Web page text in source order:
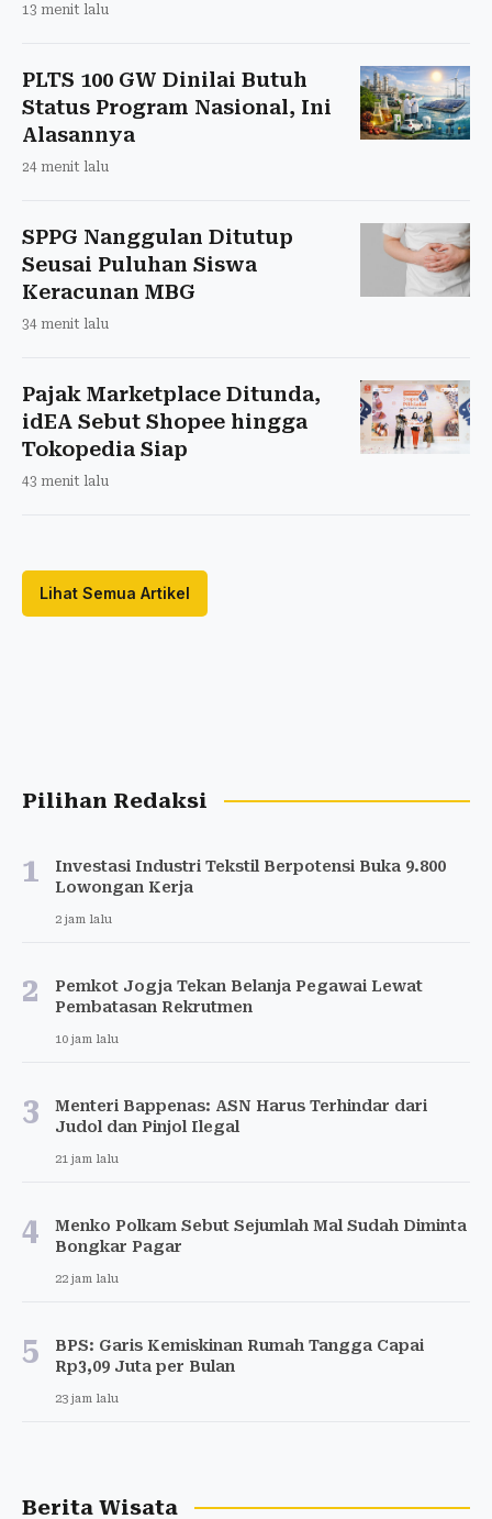
13 menit lalu
PLTS 100 GW Dinilai Butuh
Status Program Nasional, Ini
Alasannya
24 menit lalu
SPPG Nanggulan Ditutup
Seusai Puluhan Siswa
Keracunan MBG
34 menit lalu
Pajak Marketplace Ditunda,
idEA Sebut Shopee hingga
Tokopedia Siap
43 menit lalu
Lihat Semua Artikel
Pilihan Redaksi
1
Investasi Industri Tekstil Berpotensi Buka 9.800
Lowongan Kerja
2 jam lalu
2
Pemkot Jogja Tekan Belanja Pegawai Lewat
Pembatasan Rekrutmen
10 jam lalu
3
Menteri Bappenas: ASN Harus Terhindar dari
Judol dan Pinjol Ilegal
21 jam lalu
4
Menko Polkam Sebut Sejumlah Mal Sudah Diminta
Bongkar Pagar
22 jam lalu
5
BPS: Garis Kemiskinan Rumah Tangga Capai
Rp3,09 Juta per Bulan
23 jam lalu
Berita Wisata